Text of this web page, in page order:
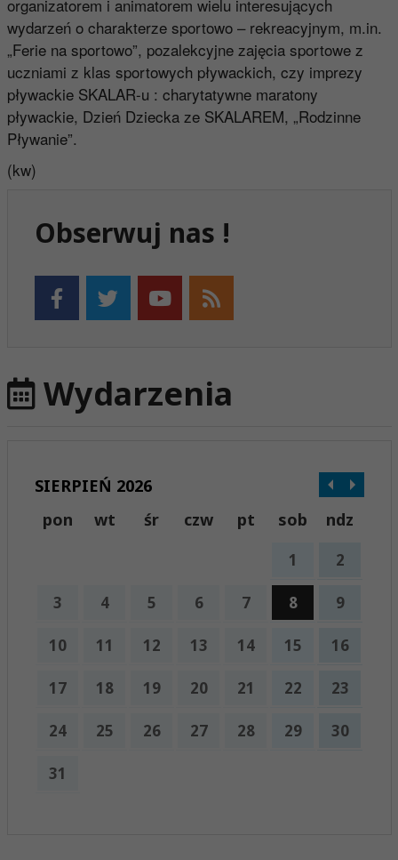
organizatorem i animatorem wielu interesujących
wydarzeń o charakterze sportowo – rekreacyjnym, m.in.
„Ferie na sportowo”, pozalekcyjne zajęcia sportowe z
uczniami z klas sportowych pływackich, czy imprezy
pływackie SKALAR-u : charytatywne maratony
pływackie, Dzień Dziecka ze SKALAREM, „Rodzinne
Pływanie”.
(kw)
Obserwuj nas !
Wydarzenia
SIERPIEŃ 2026
pon
wt śr czw pt sob ndz
1 2
3 4 5 6 7 8 9
10 11 12 13 14 15 16
17 18 19 20 21 22 23
24 25 26 27 28 29 30
31